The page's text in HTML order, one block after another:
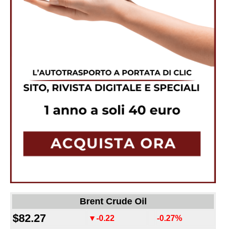
Brent Crude Oil
$82.27 ▼-0.22 -0.27%